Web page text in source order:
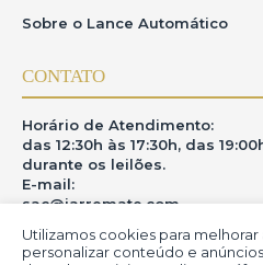
Utilizamos cookies para
personalizar conteúdo e
Sobre o Lance Automático
CONTATO
Horário de Atendimento:
das 12:30h às 17:30h, das
durante os leilões.
E-mail:
sac@iarremate.com
ONDE ESTAMOS